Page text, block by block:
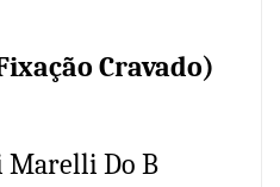
Cravado)
Marelli Do B